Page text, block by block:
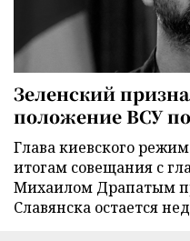
Зеленский
положение ВСУ
Глава киевского
итогам совещания с
Михаилом Драпатым
Славянска остается